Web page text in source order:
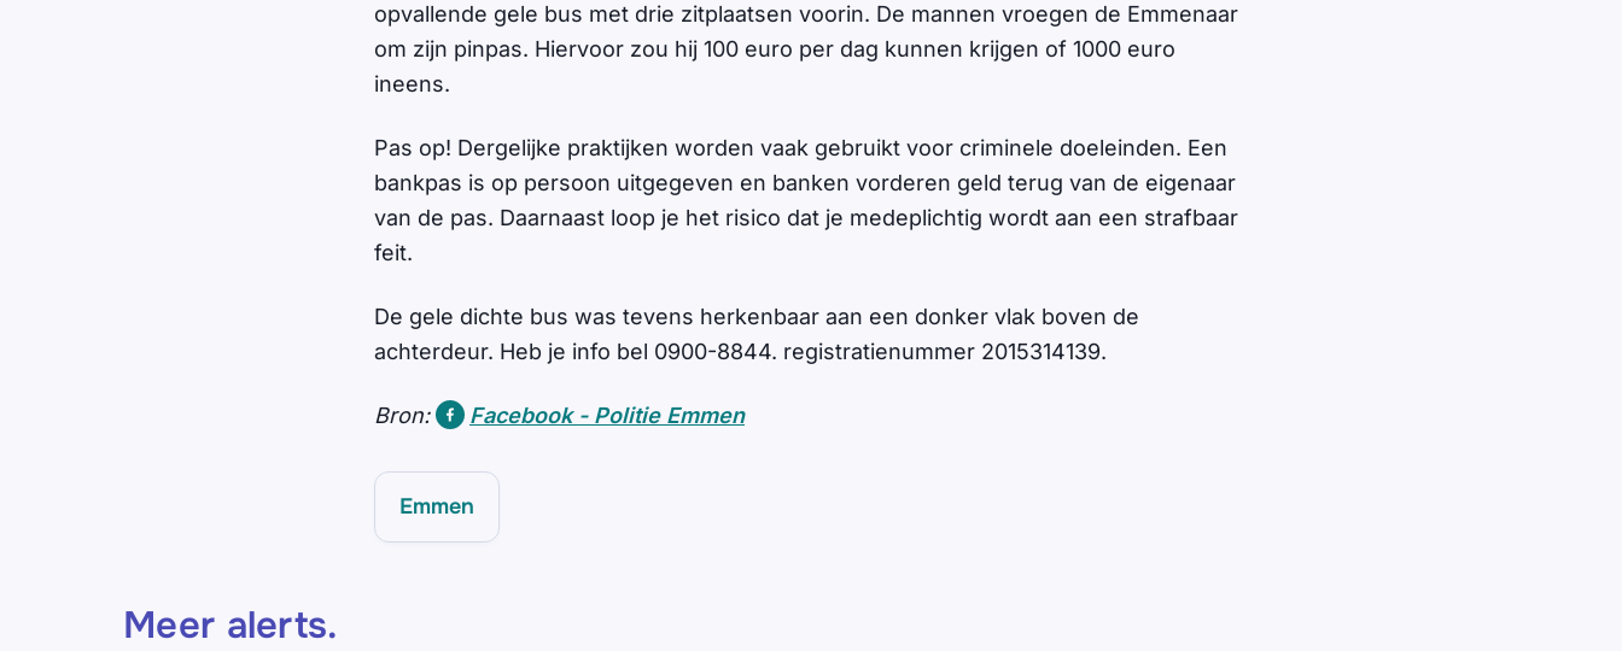
opvallende gele bus met drie zitplaatsen voorin. De mannen vroegen de Emmenaar
om zijn pinpas. Hiervoor zou hij 100 euro per dag kunnen krijgen of 1000 euro
ineens.
Pas op! Dergelijke praktijken worden vaak gebruikt voor criminele doeleinden. Een
bankpas is op persoon uitgegeven en banken vorderen geld terug van de eigenaar
van de pas. Daarnaast loop je het risico dat je medeplichtig wordt aan een strafbaar
feit.
De gele dichte bus was tevens herkenbaar aan een donker vlak boven de
achterdeur. Heb je info bel 0900-8844. registratienummer 2015314139.
Bron: Facebook - Politie Emmen
Emmen
Meer alerts.